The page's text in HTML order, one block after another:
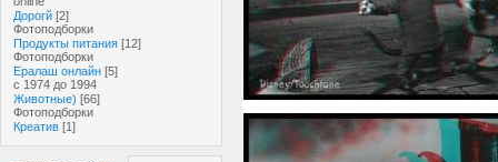
Дорогй [2]
Фотоподборки
Продукты питания [12]
Фотоподборки
Ералаш онлайн [5]
с 1974 до 1994
Животные) [66]
Фотоподборки
Креатив [1]